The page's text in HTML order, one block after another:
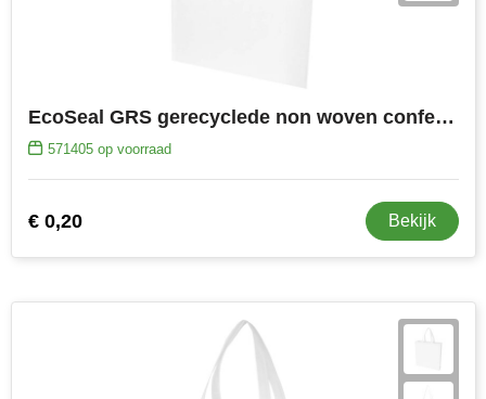
EcoSeal GRS gerecyclede non woven conferentiedraagtas 6 l
571405op voorraad
€ 0,20 Bekijk